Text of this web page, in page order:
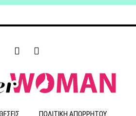
F
e
b
o
I
t
a
rΠΟΛΙΤΙΚΗ ΑΠΟΡΡΗΤΟΥ